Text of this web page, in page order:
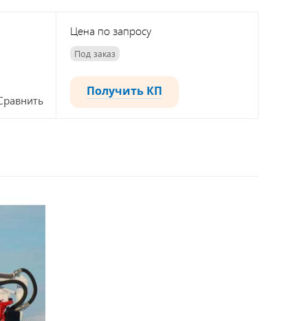
Цена по запросу
Под заказ
Получить КП